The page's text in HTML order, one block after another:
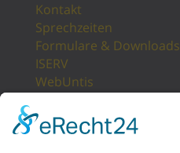
Kontakt
Sprechzeiten
Formulare & Downloads
ISERV
WebUntis
LogIn
Sitemap